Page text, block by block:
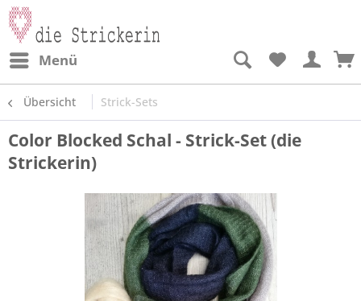
Menü
Übersicht Strick-Sets
Color Blocked Schal - Strick-Set (die
Strickerin)